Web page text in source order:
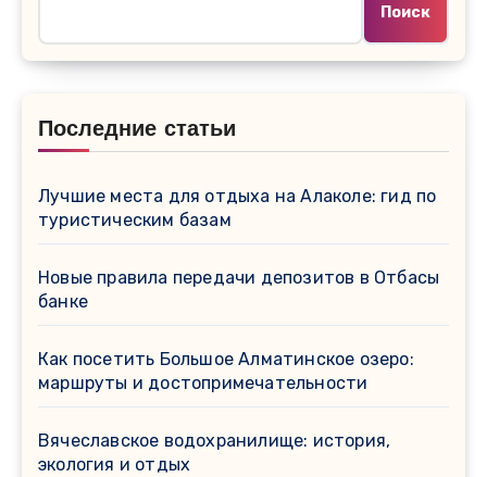
Поиск
Последние статьи
Лучшие места для отдыха на Алаколе: гид по
туристическим базам
Новые правила передачи депозитов в Отбасы
банке
Как посетить Большое Алматинское озеро:
маршруты и достопримечательности
Вячеславское водохранилище: история,
экология и отдых